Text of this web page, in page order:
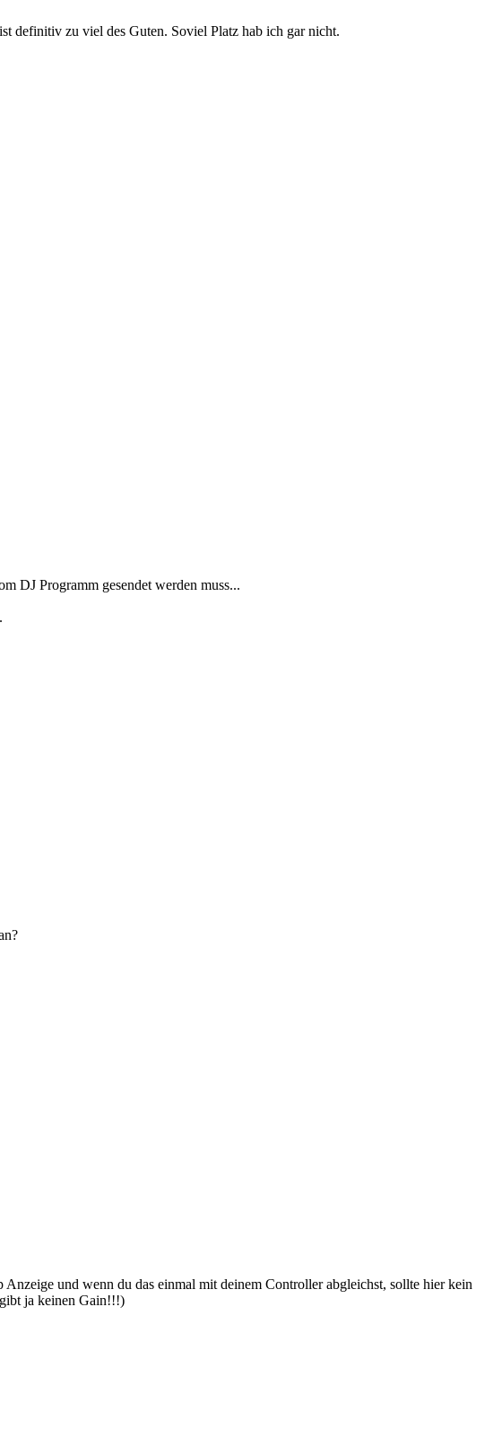
definitiv zu viel des Guten. Soviel Platz hab ich gar nicht.
DJ Programm gesendet werden muss...
und wenn du das einmal mit deinem Controller abgleichst, sollte hier kein
ja keinen Gain!!!)